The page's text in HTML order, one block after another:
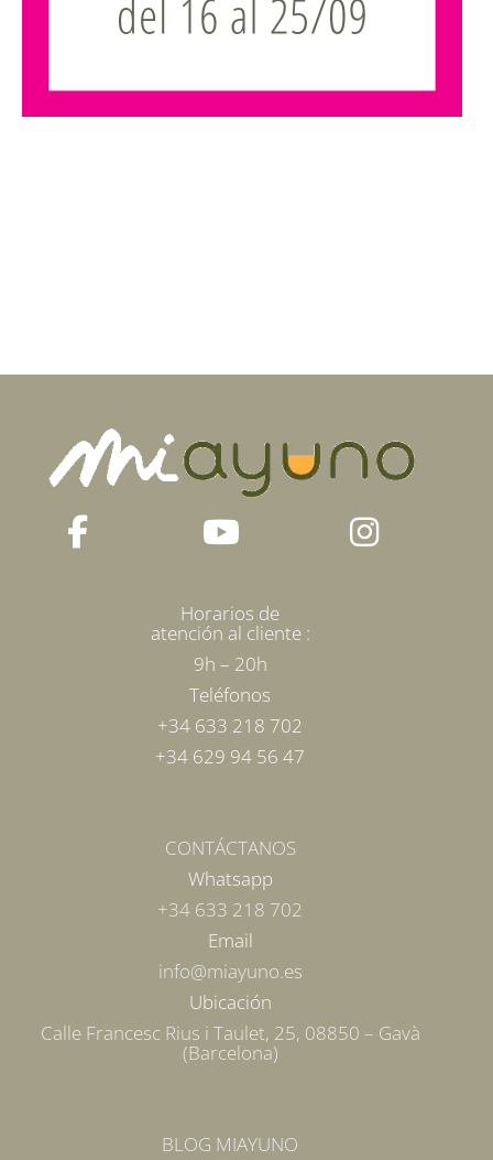
Horarios de
atención al cliente :
9h – 20h
Teléfonos
+34 633 218 702
+34 629 94 56 47
CONTÁCTANOS
Whatsapp
+34 633 218 702
Email
info@miayuno.es
Ubicación
Calle Francesc Rius i Taulet, 25, 08850 – Gavà
(Barcelona)
BLOG MIAYUNO